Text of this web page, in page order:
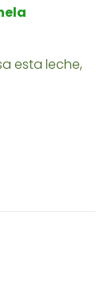
esta leche,